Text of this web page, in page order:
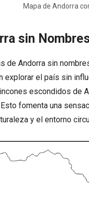
Mapa de Andorra
sin
de Andorra sin
explorar el país sin
escondidos de
fomenta una
y el entorno